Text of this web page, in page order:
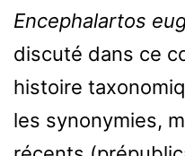
Encephalartos
discuté dans ce
histoire
les synonymies,